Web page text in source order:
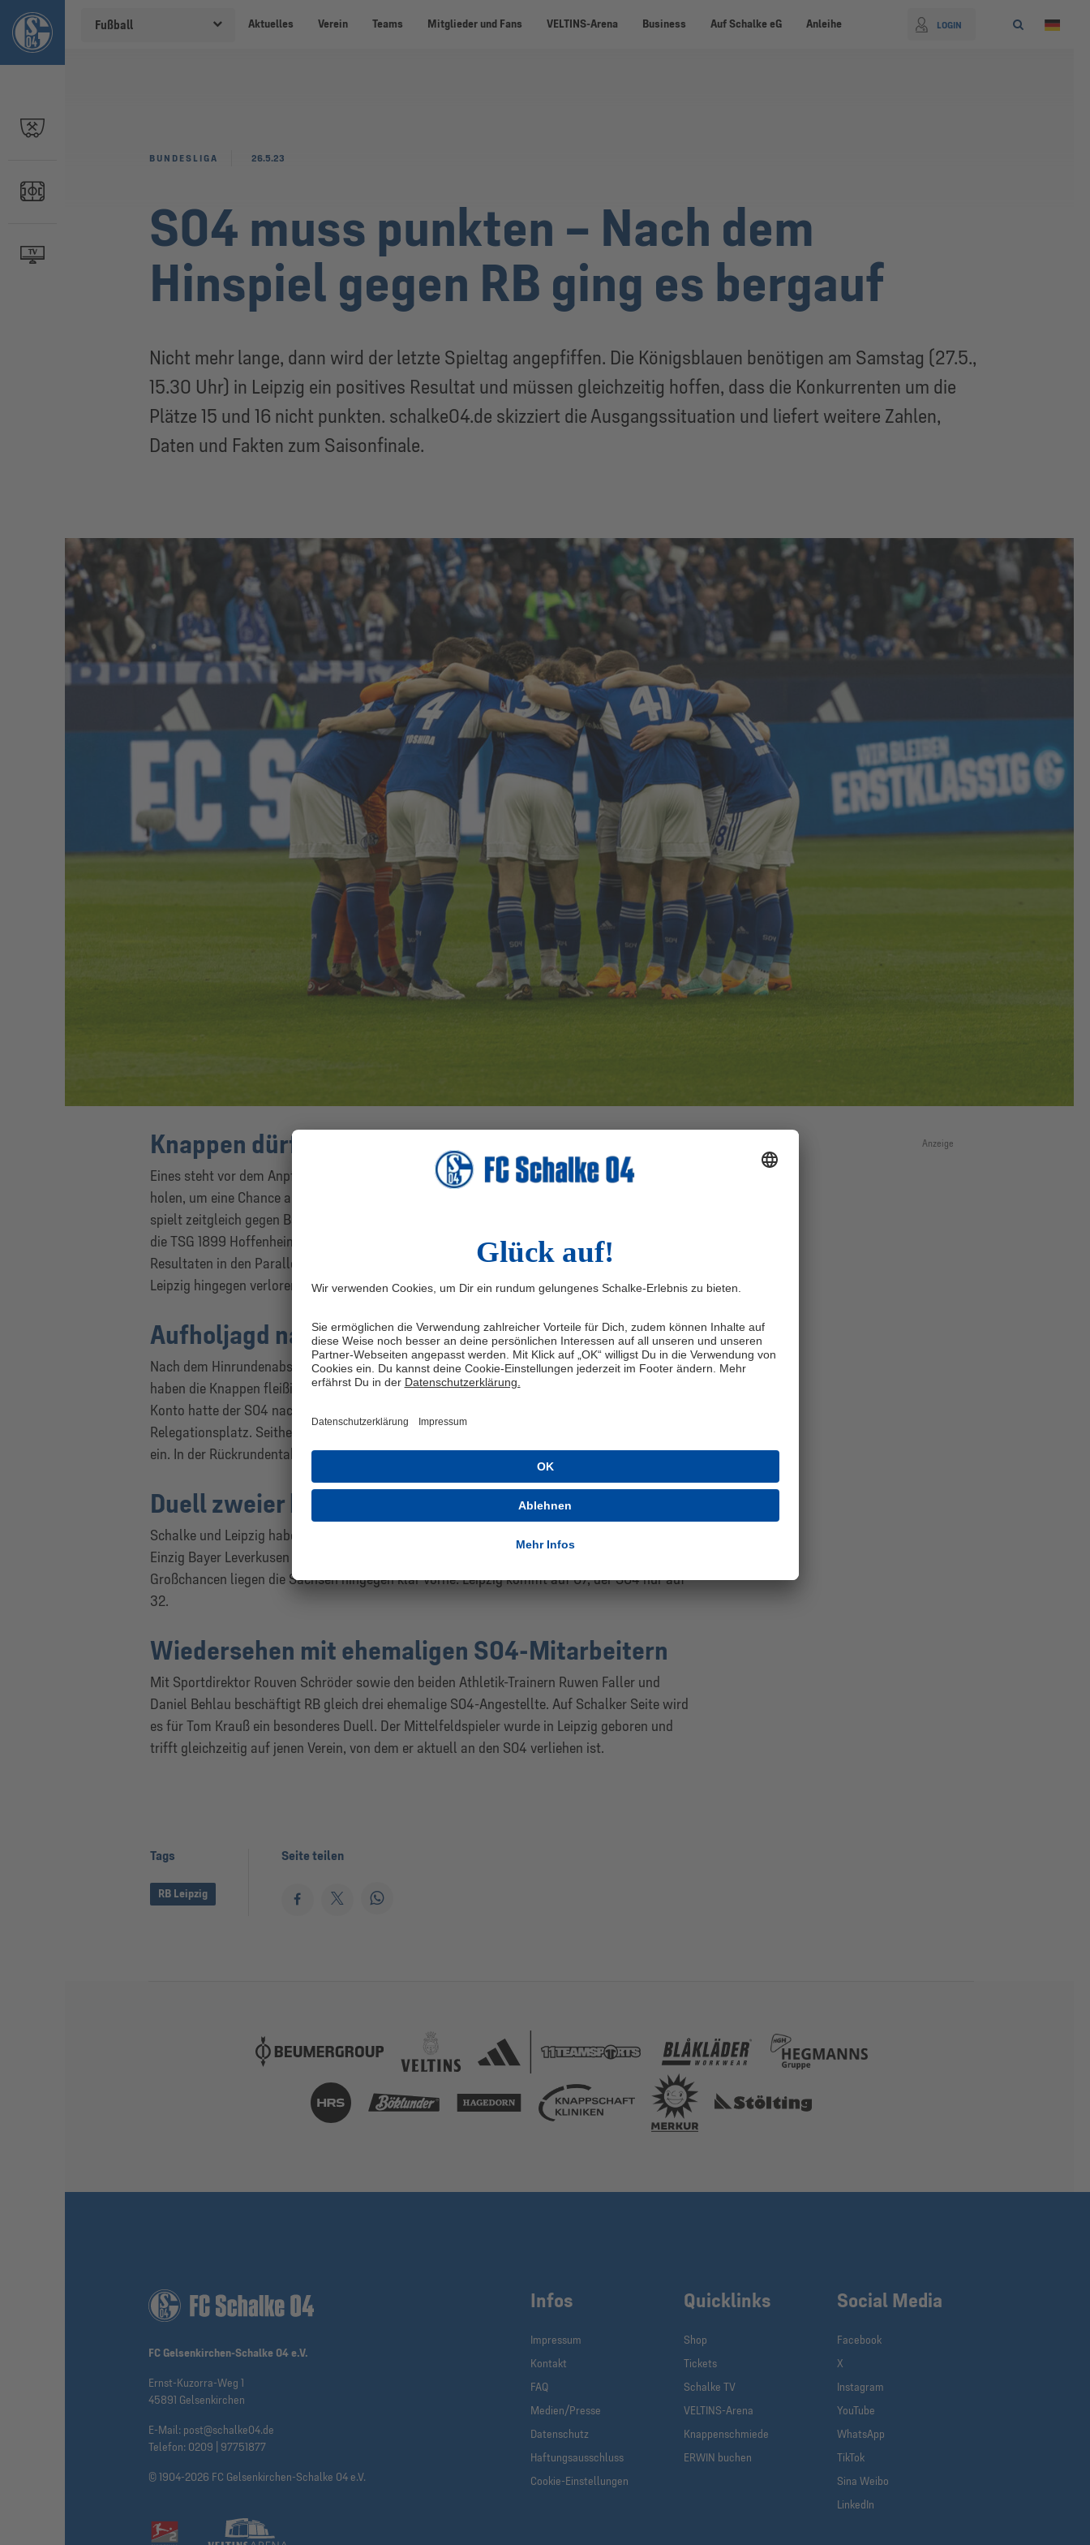
Fußball Aktuelles Verein Teams Mitglieder und Fans VELTINS-Arena Business Auf Schalke eG Anleihe LOGIN
S04 muss punkten – Nach dem
Hinspiel gegen RB ging es bergauf
Nicht mehr lange, dann wird der letzte Spieltag angepfiffen. Die Königsblauen benötigen am Samstag (27.5.,
15.30 Uhr) in Leipzig ein positives Resultat und müssen gleichzeitig hoffen, dass die Konkurrenten um die
Plätze 15 und 16 nicht punkten. schalke04.de skizziert die Ausgangssituation und liefert weitere Zahlen,
Daten und Fakten zum Saisonfinale.
BUNDESLIGA 26.5.23
Knappen dürfen nicht verlieren
Eines steht vor dem Anpfiff bereits fest: Schalke (31 Punkte) muss mindestens einen Zähler
holen, um eine Chance auf den Relegationsplatz zu haben. Der VfL Bochum (32 Punkte)
spielt zeitgleich gegen Bayer Leverkusen, der VfB Stuttgart (ebenfalls 32 Punkte) trifft auf
die TSG 1899 Hoffenheim. Mit einem königsblauen Sieg bei RB sowie den passenden
Resultaten in den Parallelspielen ist sogar die direkte Rettung möglich. Geht die Partie in
Leipzig hingegen verloren, steht der fünfte Abstieg der Vereinshistorie fest.
Aufholjagd nach Hinspiel-Pleite
Nach dem Hinrundenabschluss gegen die Sachsen (RB gewann in der VELTINS-Arena mit 6:1)
haben die Knappen fleißig Punkte gesammelt. Mit gerade einmal neun Zählern auf dem
Konto hatte der S04 nach dem Ende des ersten Saisonteils sieben Punkte Rückstand auf den
Relegationsplatz. Seither heimste die Mannschaft von Chef-Trainer Thomas Reis 22 Zähler
ein. In der Rückrundentabelle belegt Königsblau damit aktuell Rang acht.
Duell zweier konterstarker Teams
Schalke und Leipzig haben in der laufenden Spielzeit bereits neun Tore nach Kontern erzielt.
Einzig Bayer Leverkusen war in diesem Ranking bislang noch erfolgreicher. Bei den erspielten
Großchancen liegen die Sachsen hingegen klar vorne: Leipzig kommt auf 67, der S04 nur auf
32.
Wiedersehen mit ehemaligen S04-Mitarbeitern
Mit Sportdirektor Rouven Schröder sowie den beiden Athletik-Trainern Ruwen Faller und
Daniel Behlau beschäftigt RB gleich drei ehemalige S04-Angestellte. Auf Schalker Seite wird
es für Tom Krauß ein besonderes Duell. Der Mittelfeldspieler wurde in Leipzig geboren und
trifft gleichzeitig auf jenen Verein, von dem er aktuell an den S04 verliehen ist.
Anzeige
Tags
RB Leipzig
Seite teilen
FC Gelsenkirchen-Schalke 04 e.V.
Ernst-Kuzorra-Weg 1
45891 Gelsenkirchen
E-Mail: post@schalke04.de
Telefon: 0209 | 97751877
© 1904-2026 FC Gelsenkirchen-Schalke 04 e.V.
Infos
Impressum
Kontakt
FAQ
Medien/Presse
Datenschutz
Haftungsausschluss
Cookie-Einstellungen
Quicklinks
Shop
Tickets
Schalke TV
VELTINS-Arena
Knappenschmiede
ERWIN buchen
Social Media
Facebook
X
Instagram
YouTube
WhatsApp
TikTok
Sina Weibo
LinkedIn